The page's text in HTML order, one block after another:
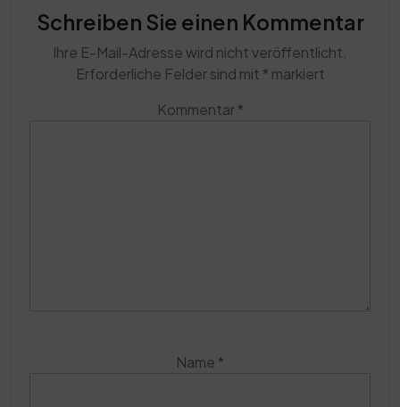
Schreiben Sie einen Kommentar
Ihre E-Mail-Adresse wird nicht veröffentlicht.
Erforderliche Felder sind mit * markiert
Kommentar*
Name *